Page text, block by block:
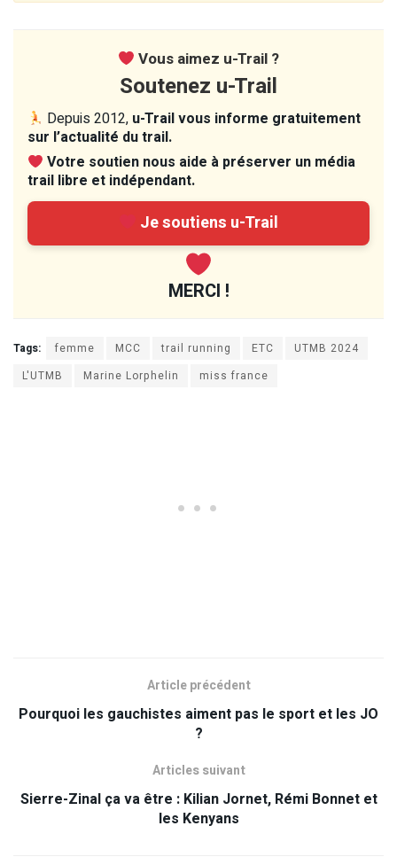
Vous aimez u-Trail ?
Soutenez u-Trail
Depuis 2012, u-Trail vous informe gratuitement
sur l’actualité du trail.
Votre soutien nous aide à préserver un média
trail libre et indépendant.
Je soutiens u-Trail
MERCI !
Tags: femme MCC trail running ETC
UTMB 2024
L'UTMB
Marine Lorphelin miss france
Article précédent
Pourquoi les gauchistes aiment pas le sport et les JO
?
Articles suivant
Sierre-Zinal ça va être : Kilian Jornet, Rémi Bonnet et
les Kenyans